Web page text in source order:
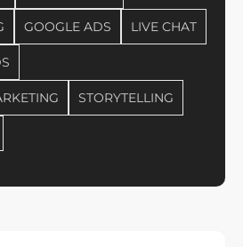
GOOGLE ADS LIVE CHAT
STORYTELLING